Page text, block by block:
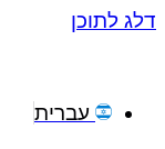
דלג לתוכן
עברית